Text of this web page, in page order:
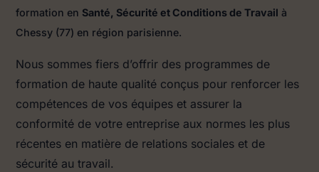
formation en Santé, Sécurité et Conditions de Travail à
Chessy (77) en région parisienne.
Nous sommes fiers d’offrir des programmes de
formation de haute qualité conçus pour renforcer les
compétences de vos équipes et assurer la
conformité de votre entreprise aux normes les plus
récentes en matière de relations sociales et de
sécurité au travail.